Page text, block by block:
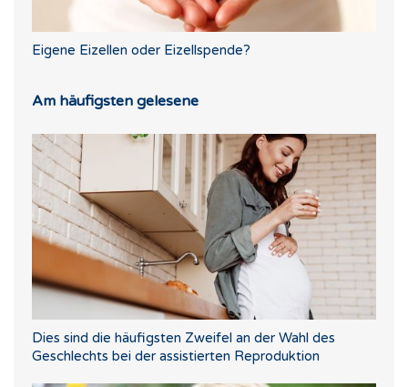
Eigene Eizellen oder Eizellspende?
Am häufigsten gelesene
Dies sind die häufigsten Zweifel an der Wahl des
Geschlechts bei der assistierten Reproduktion